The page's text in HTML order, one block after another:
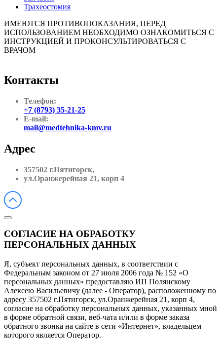
Трахеостомия
ИМЕЮТСЯ ПРОТИВОПОКАЗАНИЯ, ПЕРЕД
ИСПОЛЬЗОВАНИЕМ НЕОБХОДИМО ОЗНАКОМИТЬСЯ С
ИНСТРУКЦИЕЙ И ПРОКОНСУЛЬТИРОВАТЬСЯ С
ВРАЧОМ
Контакты
Телефон:
+7 (8793) 35-21-25
E-mail:
mail@medtehnika-kmv.ru
Адрес
357502 г.Пятигорск,
ул.Оранжерейная 21, корп 4
СОГЛАСИЕ НА ОБРАБОТКУ
ПЕРСОНАЛЬНЫХ ДАННЫХ
Я, субъект персональных данных, в соответствии с
Федеральным законом от 27 июля 2006 года № 152 «О
персональных данных» предоставляю ИП Полянскому
Алексею Васильевичу (далее - Оператор), расположенному по
адресу 357502 г.Пятигорск, ул.Оранжерейная 21, корп 4,
согласие на обработку персональных данных, указанных мной
в форме обратной связи, веб-чата и/или в форме заказа
обратного звонка на сайте в сети «Интернет», владельцем
которого является Оператор.